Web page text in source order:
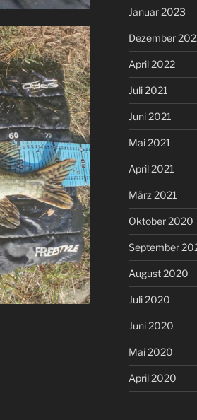
Januar 2023
Dezember
April 2022
Juli 2021
Juni 2021
Mai 2021
April 2021
März 2021
Oktober 2020
September
August 2020
Juli 2020
Juni 2020
Mai 2020
April 2020